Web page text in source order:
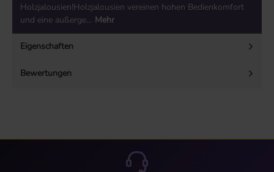
Holzjalousien!Holzjalousien vereinen hohen Bedienkomfort
und eine außerge… Mehr
Eigenschaften
Bewertungen